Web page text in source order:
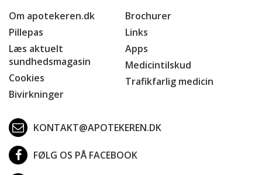
Om apotekeren.dk
Pillepas
Læs aktuelt
sundhedsmagasin
Cookies
Bivirkninger
Brochurer
Links
Apps
Medicintilskud
Trafikfarlig medicin
KONTAKT@APOTEKEREN.DK
FØLG OS PÅ FACEBOOK